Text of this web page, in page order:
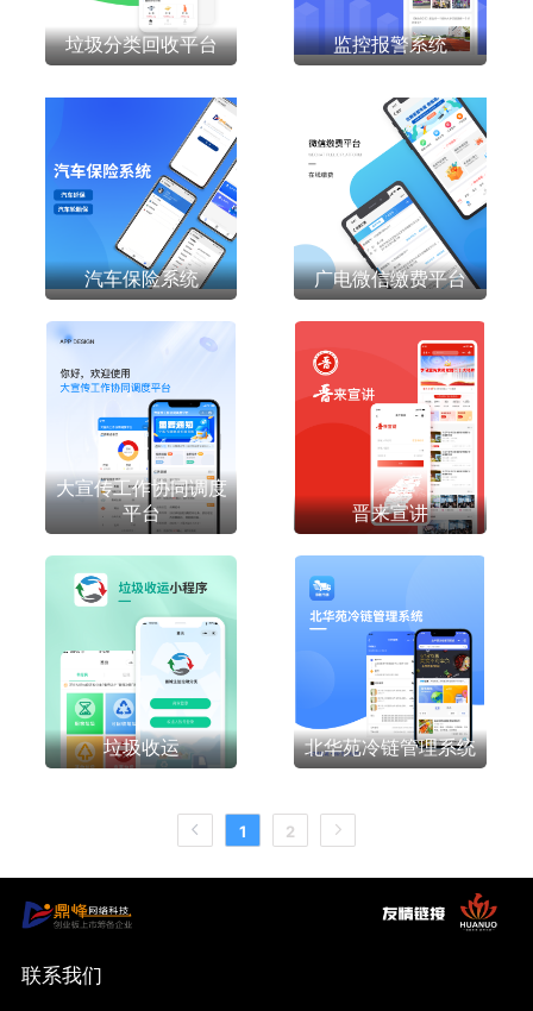
垃圾分类回收平台 监控报警系统
汽车保险系统 广电微信缴费平台
大宣传工作协同调度
平台
晋来宣讲
垃圾收运 北华苑冷链管理系统
1 2
联系我们